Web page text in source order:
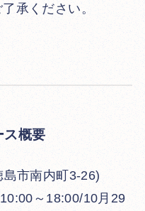
承ください。
ス概要
市南内町3-26)
～18:00/10月29